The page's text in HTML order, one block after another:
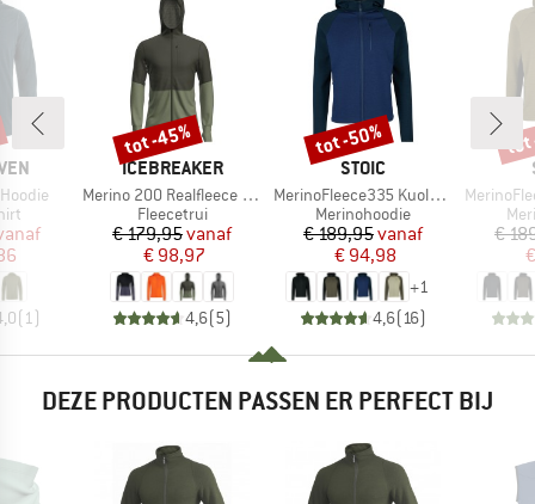
prijs
( 1)
MERK
ICEBREAKER
Artikel
Merino 200 Realfleece Descender L/S Zip Hoodie
Productgroep
Fleecetrui
Prijs
€ 179,95Verlaagde prijs
vanaf
€ 98,97
4,6(5)
Korting
tot -45%
MERK
STOIC
Artikel
MerinoFleece335 KuolpaSt. II Zip Hoody
Productgroep
Merinohoodie
Prijs
€ 189,95Verlaagde prijs
vanaf
€ 94,98
+1
4,6( 16)
Korting
tot -50%
Artikel
€
tot
DEZE PRODUCTEN PASSEN ER PERFECT BIJ